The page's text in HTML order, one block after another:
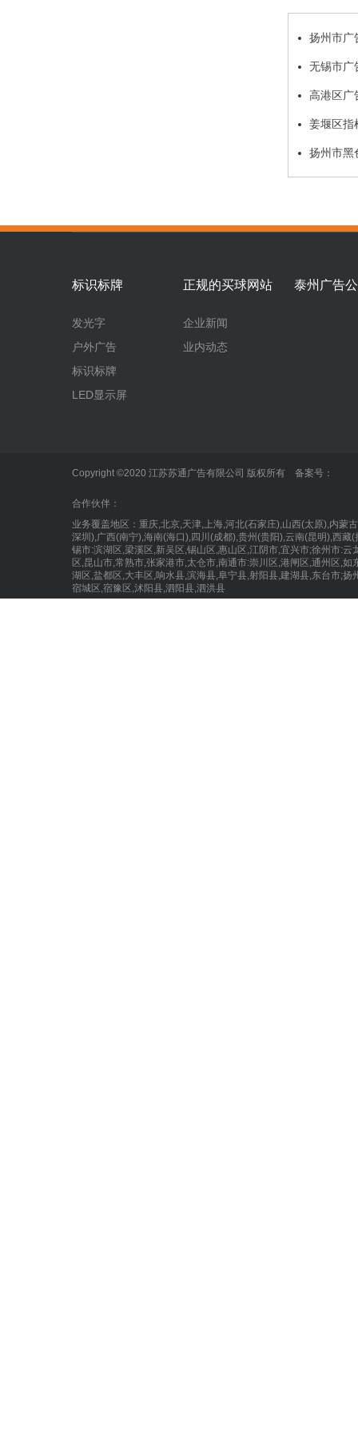
扬州市广
无锡市广
高港区广
姜堰区指
扬州市黑
标识标牌
发光字
户外广告
标识标牌
LED显示屏
正规的买球网站
企业新闻
业内动态
泰州广告
Copyright ©2020 江苏苏通广告有限公司 版权所有 备案号：
合作伙伴：
业务覆盖地区：重庆,北京,天津,上海,河北(石家庄),山西(太
深圳),广西(南宁),海南(海口),四川(成都),贵州(贵阳),云南(昆明),西
锡市:滨湖区,梁溪区,新吴区,锡山区,惠山区,江阴市,宜兴市;徐州市:
区,昆山市,常熟市,张家港市,太仓市,南通市:崇川区,港闸区,通州区,
湖区,盐都区,大丰区,响水县,滨海县,阜宁县,射阳县,建湖县,东台市;
宿城区,宿豫区,沭阳县,泗阳县,泗洪县